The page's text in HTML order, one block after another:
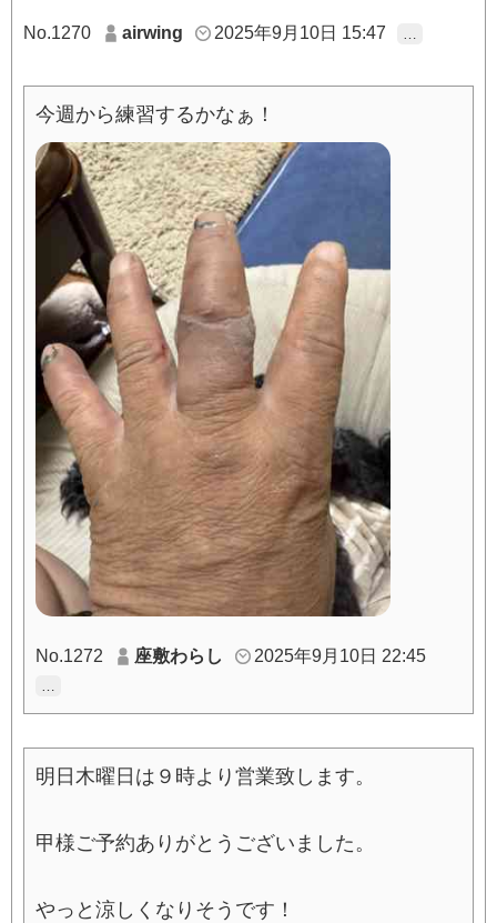
No.1270 airwing 2025年9月10日 15:47
今週から練習するかなぁ！
No.1272 座敷わらし 2025年9月10日 22:45
明日木曜日は９時より営業致します。
甲様ご予約ありがとうございました。
やっと涼しくなりそうです！